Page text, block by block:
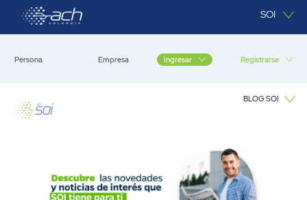
Saltar al contenido principal SOI
Persona Empresa Ingresar Registrarse
BLOG SOI